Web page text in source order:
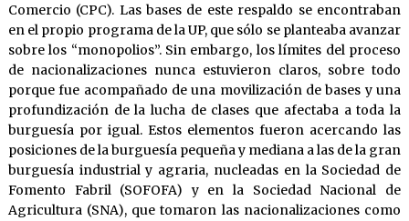
Comercio (CPC). Las bases de este respaldo se encontraban
en el propio programa de la UP, que sólo se planteaba avanzar
sobre los “monopolios”. Sin embargo, los límites del proceso
de nacionalizaciones nunca estuvieron claros, sobre todo
porque fue acompañado de una movilización de bases y una
profundización de la lucha de clases que afectaba a toda la
burguesía por igual. Estos elementos fueron acercando las
posiciones de la burguesía pequeña y mediana a las de la gran
burguesía industrial y agraria, nucleadas en la Sociedad de
Fomento Fabril (SOFOFA) y en la Sociedad Nacional de
Agricultura (SNA), que tomaron las nacionalizaciones como